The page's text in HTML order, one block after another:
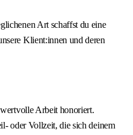
Art schaffst du eine
Klient:innen und deren
Arbeit honoriert.
oder Vollzeit, die sich deinem